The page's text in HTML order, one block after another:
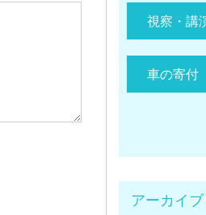
視察・講
車の寄付
アーカイブ